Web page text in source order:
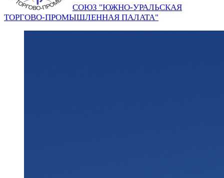
СОЮЗ "ЮЖНО-УРАЛЬСКАЯ
ТОРГОВО-ПРОМЫШЛЕННАЯ ПАЛАТА"